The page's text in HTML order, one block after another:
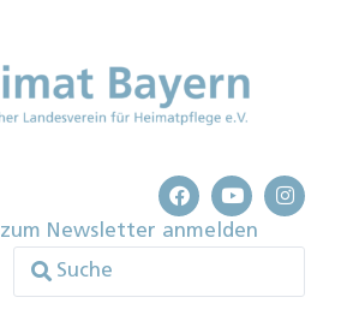
zum Newsletter anmelden